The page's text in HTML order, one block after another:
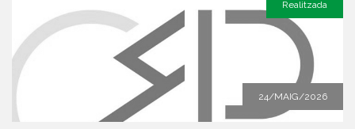
24/MAIG/2026
Realitzada